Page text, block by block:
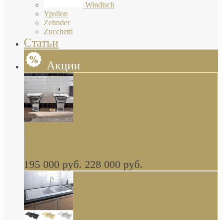
Windisch
Ypsilon
Zehnder
Zucchetti
Статьи
Акции
Butterfly Scarabeo КОМПЛЕКТ санфаянса
глянцевая платина В НАЛИЧИИ
195 000 руб. 228 000 руб.